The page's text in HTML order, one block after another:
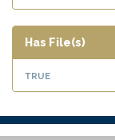
Has File(s)
true